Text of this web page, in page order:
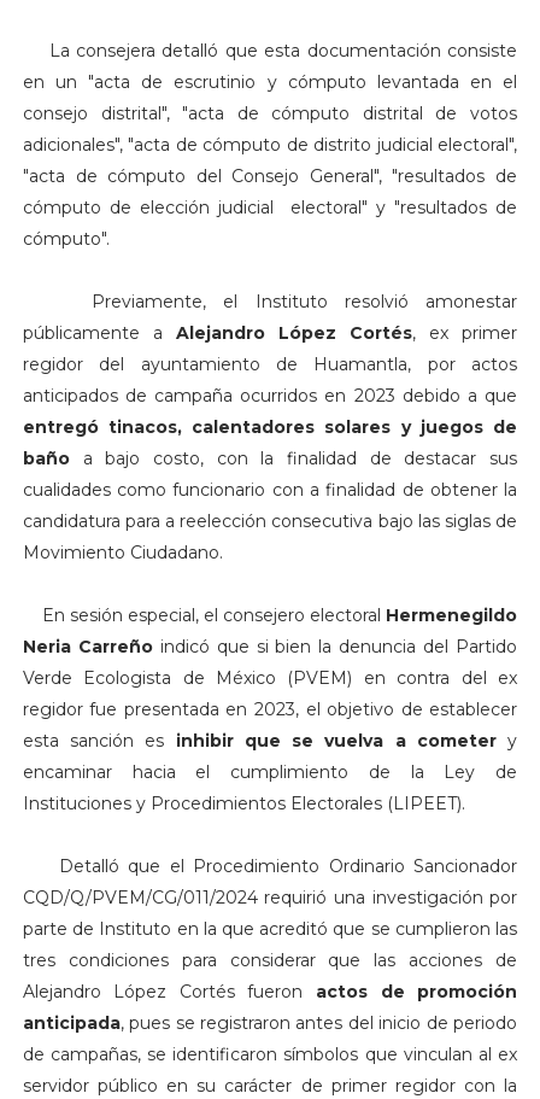
La consejera detalló que esta documentación consiste
en un "acta de escrutinio y cómputo levantada en el
consejo distrital", "acta de cómputo distrital de votos
adicionales", "acta de cómputo de distrito judicial electoral",
"acta de cómputo del Consejo General", "resultados de
cómputo de elección judicial electoral" y "resultados de
cómputo".
Previamente, el Instituto resolvió amonestar
públicamente a Alejandro López Cortés, ex primer
regidor del ayuntamiento de Huamantla, por actos
anticipados de campaña ocurridos en 2023 debido a que
entregó tinacos, calentadores solares y juegos de
bañoa bajo costo, con la finalidad de destacar sus
cualidades como funcionario con a finalidad de obtener la
candidatura para a reelección consecutiva bajo las siglas de
Movimiento Ciudadano.
En sesión especial, el consejero electoral Hermenegildo
Neria Carreñoindicó que si bien la denuncia del Partido
Verde Ecologista de México (PVEM) en contra del ex
regidor fue presentada en 2023, el objetivo de establecer
esta sanción es inhibir que se vuelva a cometery
encaminar hacia el cumplimiento de la Ley de
Instituciones y Procedimientos Electorales (LIPEET).
Detalló que el Procedimiento Ordinario Sancionador
CQD/Q/PVEM/CG/011/2024 requirió una investigación por
parte de Instituto en la que acreditó que se cumplieron las
tres condiciones para considerar que las acciones de
Alejandro López Cortés fueron actos de promoción
anticipada, pues se registraron antes del inicio de periodo
de campañas, se identificaron símbolos que vinculan al ex
servidor público en su carácter de primer regidor con la